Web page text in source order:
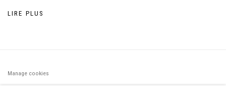
LIRE PLUS
Manage cookies